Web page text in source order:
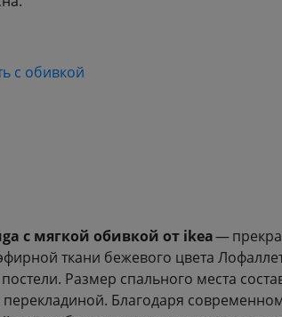
с обивкой
с мягкой обивкой от ikea—
ткани бежевого цвета
Размер спального места
Благодаря